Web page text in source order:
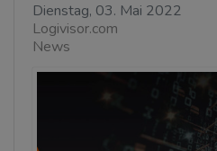
Dienstag, 03. Mai 2022
Logivisor.com
News